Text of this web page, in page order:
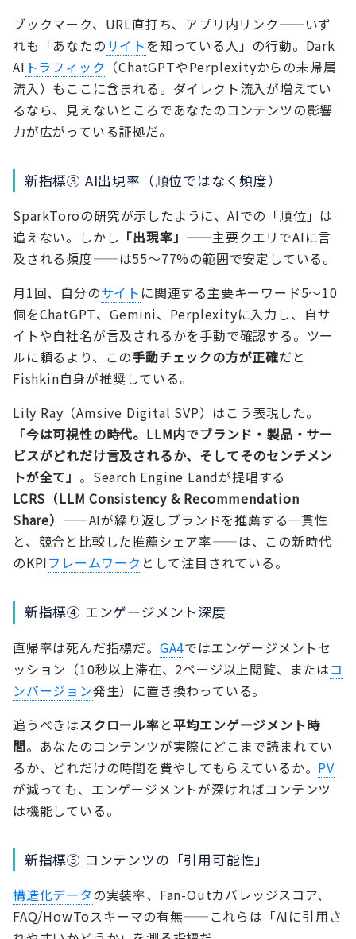
ブックマーク、URL直打ち、アプリ内リンク——いず
れも「あなたのサイトを知っている人」の行動。Dark
AI トラフィック （ChatGPTやPerplexityからの未帰属
流入）もここに含まれる。ダイレクト流入が増えてい
るなら、見えないところであなたのコンテンツの影響
力が広がっている証拠だ。
新指標③ AI出現率（順位ではなく頻度）
SparkToroの研究が示したように、AIでの「順位」は
追えない。しかし 「出現率」 ——主要クエリでAIに言
及される頻度——は55〜77%の範囲で安定している。
月1回、自分のサイト に関連する主要キーワード5〜10
個をChatGPT、Gemini、Perplexityに入力し、自サ
イトや自社名が言及されるかを手動で確認する。ツー
ルに頼るより、この手動チェックの方が正確だと
Fishkin自身が推奨している。
Lily Ray（Amsive Digital SVP）はこう表現した。
「今は可視性の時代。LLM内でブランド・製品・サー
ビスがどれだけ言及されるか、そしてそのセンチメン
トが全て」 。Search Engine Landが提唱する
LCRS（LLM Consistency & Recommendation
Share） ——AIが繰り返しブランドを推薦する一貫性
と、競合と比較した推薦シェア率——は、この新時代
のKPIフレームワーク として注目されている。
新指標④ エンゲージメント深度
直帰率は死んだ指標だ。 GA4ではエンゲージメントセ
ッション（10秒以上滞在、2ページ以上閲覧、またはコ
ンバージョン発生）に置き換わっている。
追うべきはスクロール率と平均エンゲージメント時
間。あなたのコンテンツが実際にどこまで読まれてい
るか、どれだけの時間を費やしてもらえているか。 PV
が減っても、エンゲージメントが深ければコンテンツ
は機能している。
新指標⑤ コンテンツの「引用可能性」
構造化データの実装率、Fan-Outカバレッジスコア、
FAQ/HowToスキーマの有無——これらは「AIに引用さ